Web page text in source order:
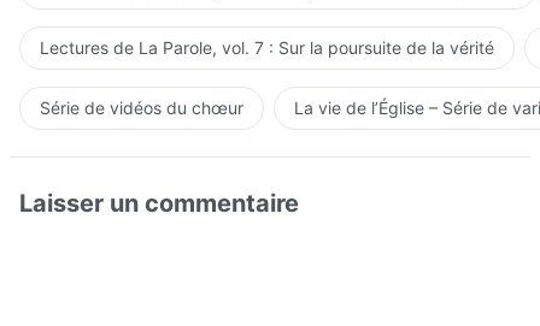
Lectures de La Parole, vol. 7 : Sur la poursuite de la vérité
Série de vidéos du chœur La vie de l’Église – Série de
Laisser un commentaire